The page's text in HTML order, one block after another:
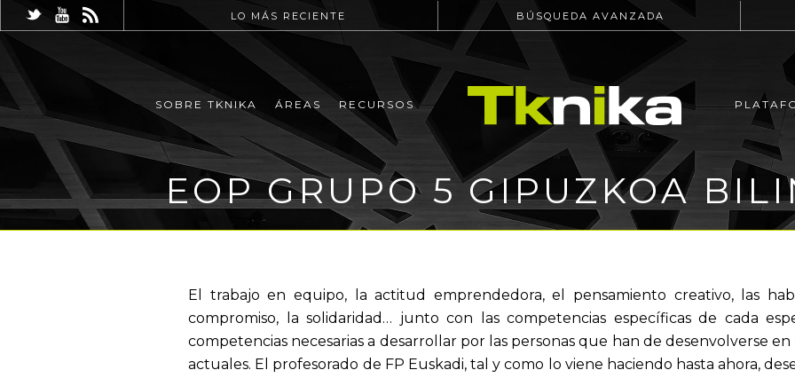
LO MÁS RECIENTE BÚSQUEDA AVANZADA
SOBRE TKNIKA ÁREAS RECURSOS
EOP GRUPO 5 GIPUZKOA
El trabajo en equipo, la actitud emprendedora, el pensamiento creativo, las
compromiso, la solidaridad… junto con las competencias específicas de cada
competencias necesarias a desarrollar por las personas que han de desenvolverse en
actuales. El profesorado de FP Euskadi, tal y como lo viene haciendo hasta ahora,